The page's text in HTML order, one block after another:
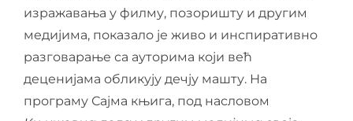
изражавања у филму, позоришту и другим
медијима, показало је живо и инспиративно
разговарање са ауторима који већ
деценијама обликују дечју машту. На
програму Сајма књига, под насловом